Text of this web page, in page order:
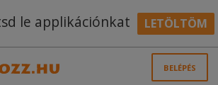
le applikációnkat LETÖLTÖM
BELÉPÉS